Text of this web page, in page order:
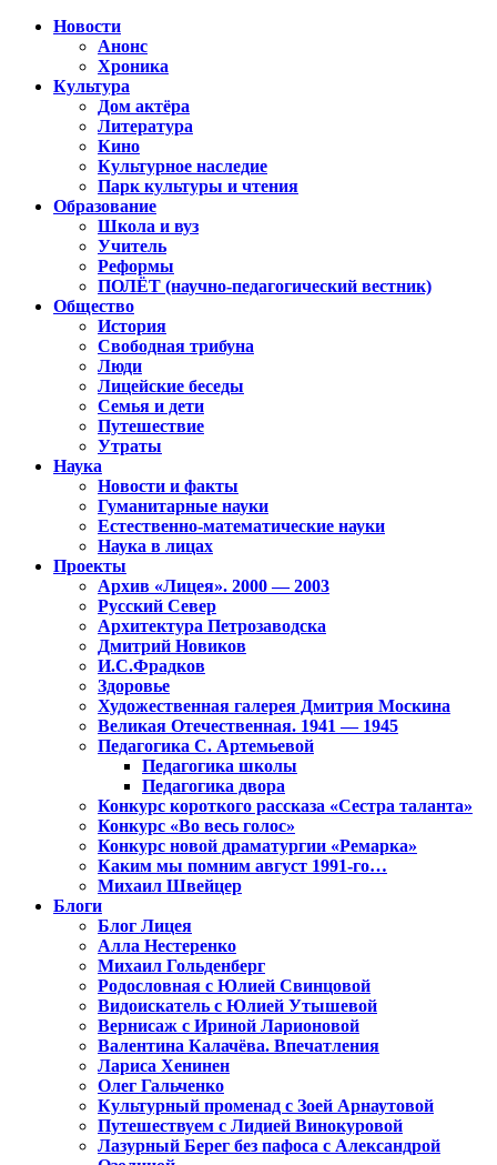
Новости
Анонс
Хроника
Культура
Дом актёра
Литература
Кино
Культурное наследие
Парк культуры и чтения
Образование
Школа и вуз
Учитель
Реформы
ПОЛЁТ (научно-педагогический вестник)
Общество
История
Свободная трибуна
Люди
Лицейские беседы
Семья и дети
Путешествие
Утраты
Наука
Новости и факты
Гуманитарные науки
Естественно-математические науки
Наука в лицах
Проекты
Архив «Лицея». 2000 — 2003
Русский Север
Архитектура Петрозаводска
Дмитрий Новиков
И.С.Фрадков
Здоровье
Художественная галерея Дмитрия Москина
Великая Отечественная. 1941 — 1945
Педагогика С. Артемьевой
Педагогика школы
Педагогика двора
Конкурс короткого рассказа «Сестра таланта»
Конкурс «Во весь голос»
Конкурс новой драматургии «Ремарка»
Каким мы помним август 1991-го…
Михаил Швейцер
Блоги
Блог Лицея
Алла Нестеренко
Михаил Гольденберг
Родословная с Юлией Свинцовой
Видоискатель с Юлией Утышевой
Вернисаж с Ириной Ларионовой
Валентина Калачёва. Впечатления
Лариса Хенинен
Олег Гальченко
Культурный променад с Зоей Арнаутовой
Путешествуем с Лидией Винокуровой
Лазурный Берег без пафоса с Александрой